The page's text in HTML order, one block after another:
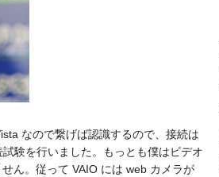
なので繋げば認識するので、接続は
験を行いました。もっとも僕はビデオ
ん。従って VAIO には web カメラが